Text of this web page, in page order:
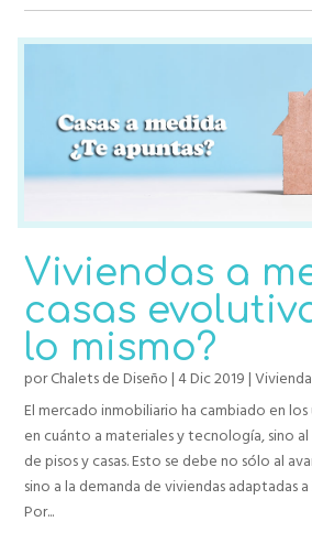
Viviendas a
casas
lo mismo?
porChalets de Diseño | 4 Dic 2019 |
El mercado inmobiliario ha cambiado en
en cuánto a materiales y tecnología, sino
de pisos y casas. Esto se debe no sólo al
sino a la demanda de viviendas adaptadas
Por...